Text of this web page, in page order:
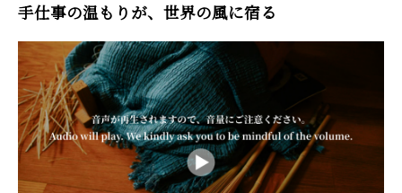
手仕事の温もりが、世界の風に宿る